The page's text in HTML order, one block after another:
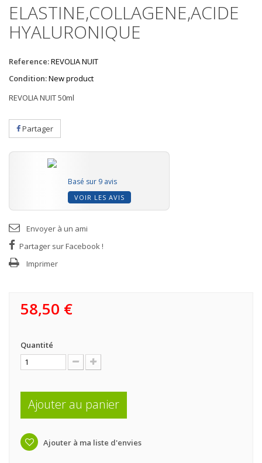
ELASTINE,COLLAGENE,ACIDE
HYALURONIQUE
Reference:REVOLIA NUIT
Condition:New product
REVOLIA NUIT 50ml
Partager
Basé sur 9 avis
VOIR LES AVIS
Envoyer à un ami
Partager sur Facebook !
Imprimer
58,50 €
Quantité
Ajouter au panier
Ajouter à ma liste d'envies